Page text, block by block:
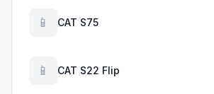
📱 CAT S75
📱 CAT S22 Flip